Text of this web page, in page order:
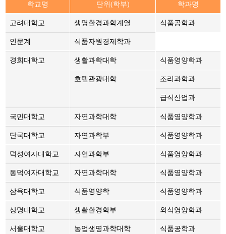
학교명 단위(학부) 학과명
고려대학교 생명환경과학계열 식품공학과
인문계 식품자원경제학과
경희대학교 생활과학대학 식품영양학과
호텔관광대학 조리과학과
급식산업과
국민대학교 자연과학대학 식품영양학과
단국대학교 자연과학부 식품영양학과
덕성여자대학교 자연과학부 식품영양학과
동덕여자대학교 자연과학대학 식품영양학과
삼육대학교 식품영양학 식품영양학과
상명대학교 생활환경학부 외식영양학과
서울대학교 농업생명과학대학 식품공학과